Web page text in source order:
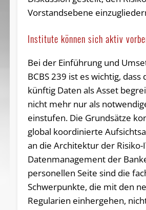
Vorstandsebene
Institute können sich aktiv
Bei der Einführung und
BCBS 239 ist es wichtig, dass
künftig Daten als Asset
nicht mehr nur als
einstufen. Die Grundsätze
global koordinierte
an die Architektur der Risiko-
Datenmanagement der
personellen Seite sind die
Schwerpunkte, die mit den
Regularien einhergehen,